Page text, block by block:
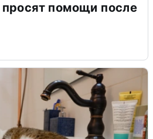
помощи после